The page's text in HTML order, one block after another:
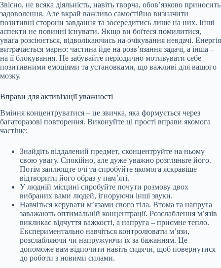
Звісно, не всяка діяльність, навіть творча, обов’язково приносить
задоволення. Але вкрай важливо самостійно визначити
позитивні сторони завдання та зосередитись лише на них. Інші
аспекти не повинні існувати. Якщо ви боїтеся помилитися,
увага розсіюється, відволікаючись на очікування невдачі. Енергія
витрачається марно: частина йде на розв’язання задачі, а інша –
на її блокування. Не забувайте періодично мотивувати себе
позитивними емоціями та установками, що важливі для вашого
мозку.
Вправи для активізації уважності
Вміння концентруватися – це звичка, яка формується через
багаторазові повторення. Виконуйте ці прості вправи якомога
частіше:
Знайдіть віддалений предмет, сконцентруйте на ньому
свою увагу. Спокійно, але дуже уважно розгляньте його.
Потім заплющте очі та спробуйте якомога яскравіше
відтворити його образ у пам’яті.
У людній місцині спробуйте почути розмову двох
вибраних вами людей, ігноруючи інші звуки.
Навчіться керувати м’язами свого тіла. Втома та напруга
заважають оптимальній концентрації. Розслаблення м’язів
викликає відчуття важкості, а напруга – приємне тепло.
Експериментально навчіться контролювати м’язи,
розслабляючи чи напружуючи їх за бажанням. Це
допоможе вам відпочити навіть сидячи, щоб повернутися
до роботи з новими силами.